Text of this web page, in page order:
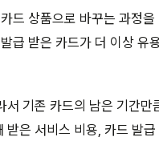
드 상품으로 바꾸는 과정을
급 받은 카드가 더 이상 유
서 기존 카드의 남은 기간만
받은 서비스 비용, 카드 발급